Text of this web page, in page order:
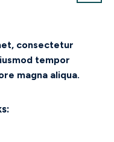
consectetur
tempor
magna aliqua.